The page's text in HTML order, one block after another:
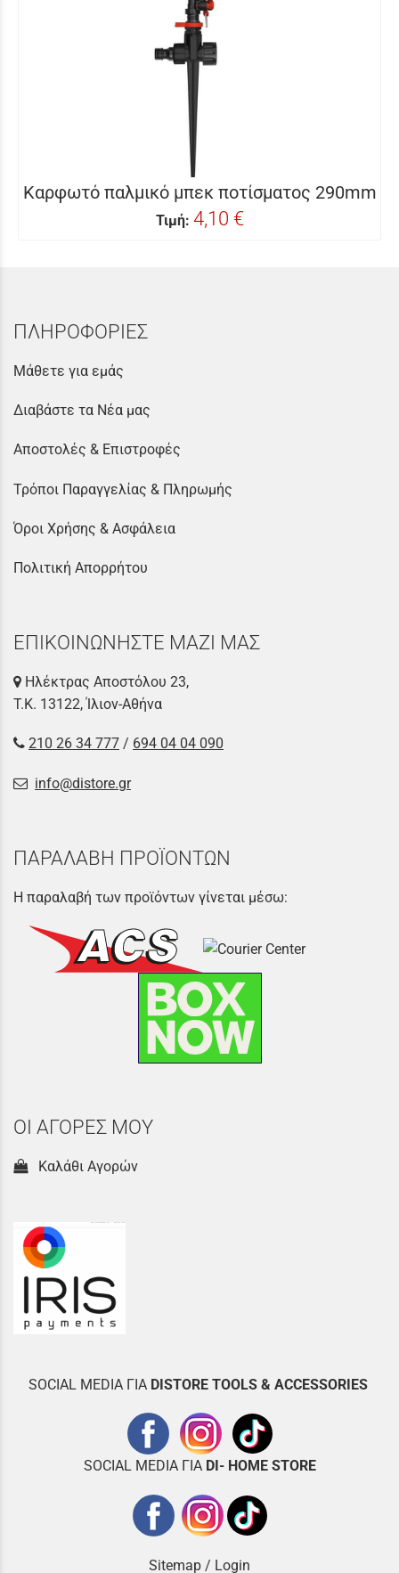
Καρφωτό παλμικό μπεκ ποτίσματος 290mm
Τιμή: 4,10 €
ΠΛΗΡΟΦΟΡΙΕΣ
Μάθετε για εμάς
Διαβάστε τα Νέα μας
Αποστολές & Επιστροφές
Τρόποι Παραγγελίας & Πληρωμής
Όροι Χρήσης & Ασφάλεια
Πολιτική Απορρήτου
ΕΠΙΚΟΙΝΩΝΗΣΤΕ ΜΑΖΙ ΜΑΣ
Ηλέκτρας Αποστόλου 23,
Τ.Κ. 13122, Ίλιον-Αθήνα
210 26 34 777 / 694 04 04 090
info@distore.gr
ΠΑΡΑΛΑΒΗ ΠΡΟΪΟΝΤΩΝ
Η παραλαβή των προϊόντων γίνεται μέσω:
ΟΙ ΑΓΟΡΕΣ ΜΟΥ
Καλάθι Αγορών
SOCIAL MEDIA ΓΙΑ DISTORE TOOLS & ACCESSORIES
SOCIAL MEDIA ΓΙΑ DI- HOME STORE
Sitemap / Login